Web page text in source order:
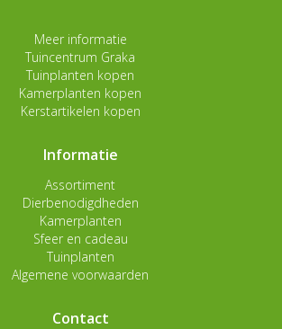
Meer informatie
Tuincentrum Graka
Tuinplanten kopen
Kamerplanten kopen
Kerstartikelen kopen
Informatie
Assortiment
Dierbenodigdheden
Kamerplanten
Sfeer en cadeau
Tuinplanten
Algemene voorwaarden
Contact